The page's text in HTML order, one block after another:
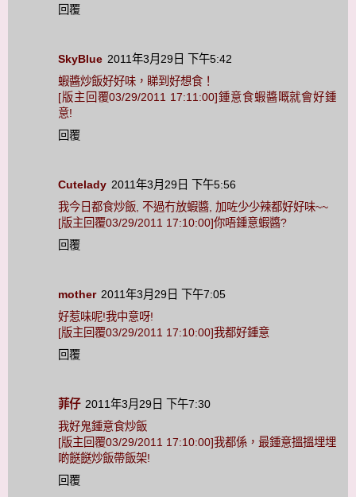
回覆
SkyBlue 2011年3月29日 下午5:42
蝦醬炒飯好好味，睇到好想食！
[版主回覆03/29/2011 17:11:00]鍾意食蝦醬嘅就會好鍾
意!
回覆
Cutelady 2011年3月29日 下午5:56
我今日都食炒飯, 不過冇放蝦醬, 加咗少少辣都好好味~~
[版主回覆03/29/2011 17:10:00]你唔鍾意蝦醬?
回覆
mother 2011年3月29日 下午7:05
好惹味呢!我中意呀!
[版主回覆03/29/2011 17:10:00]我都好鍾意
回覆
菲仔 2011年3月29日 下午7:30
我好鬼鍾意食炒飯
[版主回覆03/29/2011 17:10:00]我都係，最鍾意搵搵埋埋
啲餸餸炒飯帶飯架!
回覆